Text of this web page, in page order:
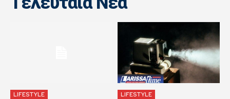
LIFESTYLE LIFESTYLE